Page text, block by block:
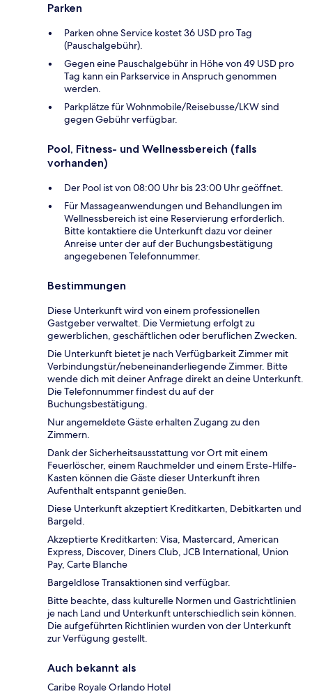
Parken
Parken ohne Service kostet 36 USD pro Tag
(Pauschalgebühr).
Gegen eine Pauschalgebühr in Höhe von 49 USD pro
Tag kann ein Parkservice in Anspruch genommen
werden.
Parkplätze für Wohnmobile/Reisebusse/LKW sind
gegen Gebühr verfügbar.
Pool, Fitness- und Wellnessbereich (falls
vorhanden)
Der Pool ist von 08:00 Uhr bis 23:00 Uhr geöffnet.
Für Massageanwendungen und Behandlungen im
Wellnessbereich ist eine Reservierung erforderlich.
Bitte kontaktiere die Unterkunft dazu vor deiner
Anreise unter der auf der Buchungsbestätigung
angegebenen Telefonnummer.
Bestimmungen
Diese Unterkunft wird von einem professionellen
Gastgeber verwaltet. Die Vermietung erfolgt zu
gewerblichen, geschäftlichen oder beruflichen Zwecken.
Die Unterkunft bietet je nach Verfügbarkeit Zimmer mit
Verbindungstür/nebeneinanderliegende Zimmer. Bitte
wende dich mit deiner Anfrage direkt an deine Unterkunft.
Die Telefonnummer findest du auf der
Buchungsbestätigung.
Nur angemeldete Gäste erhalten Zugang zu den
Zimmern.
Dank der Sicherheitsausstattung vor Ort mit einem
Feuerlöscher, einem Rauchmelder und einem Erste-Hilfe-
Kasten können die Gäste dieser Unterkunft ihren
Aufenthalt entspannt genießen.
Diese Unterkunft akzeptiert Kreditkarten, Debitkarten und
Bargeld.
Akzeptierte Kreditkarten: Visa, Mastercard, American
Express, Discover, Diners Club, JCB International, Union
Pay, Carte Blanche
Bargeldlose Transaktionen sind verfügbar.
Bitte beachte, dass kulturelle Normen und Gastrichtlinien
je nach Land und Unterkunft unterschiedlich sein können.
Die aufgeführten Richtlinien wurden von der Unterkunft
zur Verfügung gestellt.
Auch bekannt als
Caribe Royale Orlando Hotel